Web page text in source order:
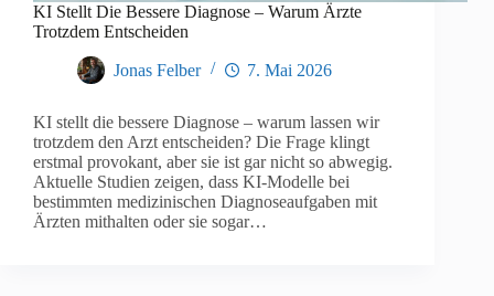
KI Stellt Die Bessere Diagnose – Warum Ärzte
Trotzdem Entscheiden
Jonas Felber 7. Mai 2026
KI stellt die bessere Diagnose – warum lassen wir
trotzdem den Arzt entscheiden? Die Frage klingt
erstmal provokant, aber sie ist gar nicht so abwegig.
Aktuelle Studien zeigen, dass KI-Modelle bei
bestimmten medizinischen Diagnoseaufgaben mit
Ärzten mithalten oder sie sogar…